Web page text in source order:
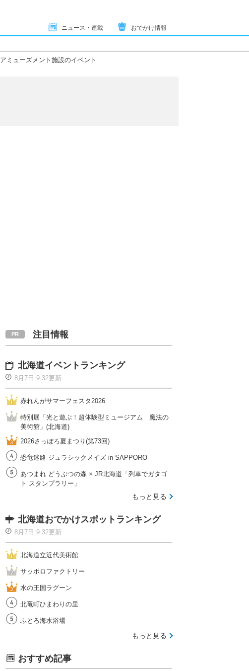
ニュース・連載 おでかけ情報
アミューズメント施設のイベント
注目情報
北海道イベントランキング
8月7日 9:32更新
赤れんがサマーフェスタ2026
特別展「光と遊ぶ！超体験型ミュージアム 魔法の
美術館」(北海道)
2026さっぽろ夏まつり(第73回)
恐竜迷路 ジュラシックメイズ in SAPPORO
あつまれ どうぶつの森 × JR北海道「列車でガタゴ
ト スタンプラリー」
もっと見る
北海道おでかけスポットランキング
8月7日 9:32更新
北海道立近代美術館
サッポロファクトリー
水の王国ラグーン
北竜町ひまわりの里
ふとろ海水浴場
もっと見る
おすすめ記事